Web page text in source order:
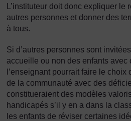
L’instituteur doit donc expliquer
autres personnes et donner des
à tous.
Si d’autres personnes sont
accueille ou non des enfants avec
l’enseignant pourrait faire le choix
de la communauté avec des
constitueraient des modèles
handicapés s’il y en a dans la
les enfants de réviser certaines